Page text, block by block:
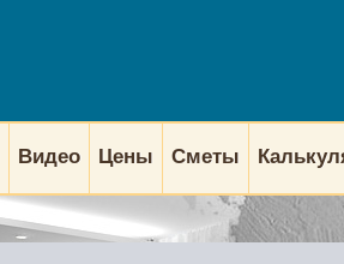
Видео Цены Сметы